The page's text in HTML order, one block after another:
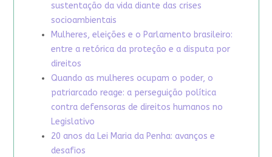
sustentação da vida diante das crises
socioambientais
Mulheres, eleições e o Parlamento brasileiro:
entre a retórica da proteção e a disputa por
direitos
Quando as mulheres ocupam o poder, o
patriarcado reage: a perseguição política
contra defensoras de direitos humanos no
Legislativo
20 anos da Lei Maria da Penha: avanços e
desafios